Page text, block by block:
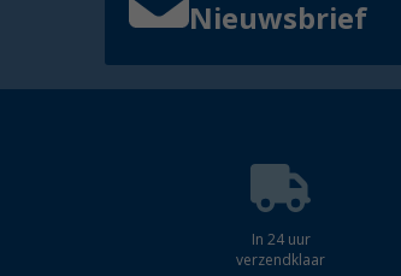
Nieuwsbrief
In 24 uur
verzendklaar